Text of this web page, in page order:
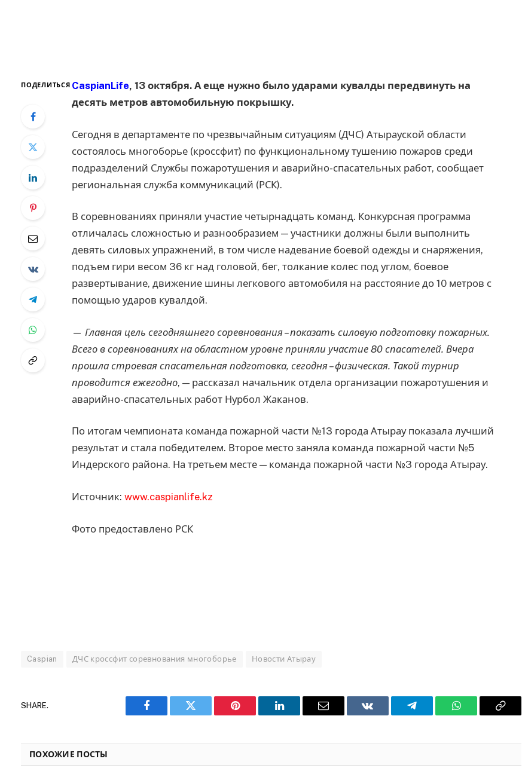
ПОДЕЛИТЬСЯ CaspianLife, 13 октября. А еще нужно было ударами кувалды передвинуть на
десять метров автомобильную покрышку.
Сегодня в департаменте по чрезвычайным ситуациям (ДЧС) Атырауской области
состоялось многоборье (кроссфит) по функциональному тушению пожаров среди
подразделений Службы пожаротушения и аварийно-спасательных работ, сообщает
региональная служба коммуникаций (РСК).
В соревнованиях приняли участие четырнадцать команд. Конкурсная программа
отличалась сложностью и разнообразием — участники должны были выполнить
девять силовых упражнений, в том числе надевание боевой одежды и снаряжения,
подъем гири весом 36 кг над головой, бег, толкание колес под углом, боевое
развертывание, движение шины легкового автомобиля на расстояние до 10 метров с
помощью ударов кувалдой.
— Главная цель сегодняшнего соревнования – показать силовую подготовку пожарных.
Всего в соревнованиях на областном уровне приняли участие 80 спасателей. Вчера
прошла строевая спасательная подготовка, сегодня – физическая. Такой турнир
проводится ежегодно, — рассказал начальник отдела организации пожаротушения и
аварийно-спасательных работ Нурбол Жаканов.
По итогам чемпионата команда пожарной части №13 города Атырау показала лучший
результат и стала победителем. Второе место заняла команда пожарной части №5
Индерского района. На третьем месте — команда пожарной части №3 города Атырау.
Источник: www.caspianlife.kz
Фото предоставлено РСК
Caspian ДЧС кроссфит соревнования многоборье Новости Атырау
SHARE.
Facebook Twitter Pinterest LinkedIn Email VKontakteTelegram WhatsAppCopy
ПОХОЖИЕ ПОСТЫ